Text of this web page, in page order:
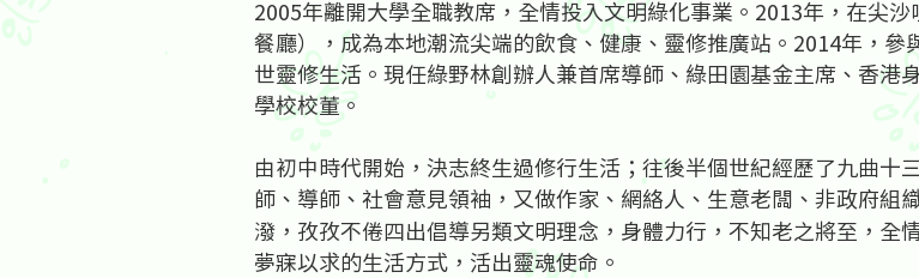
2005年離開大學全職教席，全情投入文明綠化事業。2013年，在尖
餐廳），成為本地潮流尖端的飲食、健康、靈修推廣站。2014年，
世靈修生活。現任綠野林創辦人兼首席導師、綠田園基金主席、香港
學校校董。
由初中時代開始，決志終生過修行生活；往後半個世紀經歷了九曲十
師、導師、社會意見領袖，又做作家、網絡人、生意老闆、非政府組
潑，孜孜不倦四出倡導另類文明理念，身體力行，不知老之將至，全
夢寐以求的生活方式，活出靈魂使命。